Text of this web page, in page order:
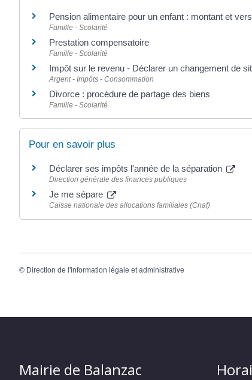
Pension alimentaire pour un enfant : montant et
Famille - Scolarité
Prestation compensatoire
Famille - Scolarité
Impôt sur le revenu - Déclarer un changement de
Argent - Impôts - Consommation
Divorce : procédure de partage des biens
Famille - Scolarité
Pour en savoir plus
Déclarer ses impôts l'année de la séparation
Direction générale des finances publiques
Je me sépare
Caisse nationale des allocations familiales (Cnaf)
© Direction de l'information légale et administrative
Mairie de Balanzac